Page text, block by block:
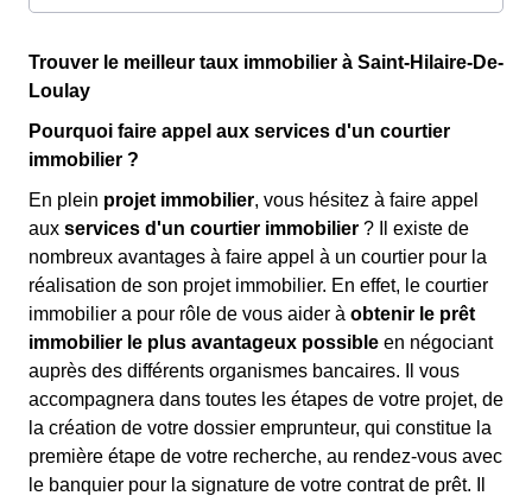
Trouver le meilleur taux immobilier à Saint-Hilaire-De-
Loulay
Pourquoi faire appel aux services d'un courtier
immobilier ?
En plein projet immobilier, vous hésitez à faire appel
aux services d'un courtier immobilier ? Il existe de
nombreux avantages à faire appel à un courtier pour la
réalisation de son projet immobilier. En effet, le courtier
immobilier a pour rôle de vous aider à obtenir le prêt
immobilier le plus avantageux possible en négociant
auprès des différents organismes bancaires. Il vous
accompagnera dans toutes les étapes de votre projet, de
la création de votre dossier emprunteur, qui constitue la
première étape de votre recherche, au rendez-vous avec
le banquier pour la signature de votre contrat de prêt. Il